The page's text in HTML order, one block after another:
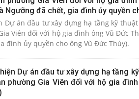
Ngưỡng đã chết, gia đình ủy quyền
án đầu tư xây dựng hạ tầng kỹ
Viên đối với hộ gia đình ông Vũ Đức
đình ủy quyền cho ông Vũ Đức Thúy).
Dự án đầu tư xây dựng hạ tầng
phường Gia Viên đối với hộ gia